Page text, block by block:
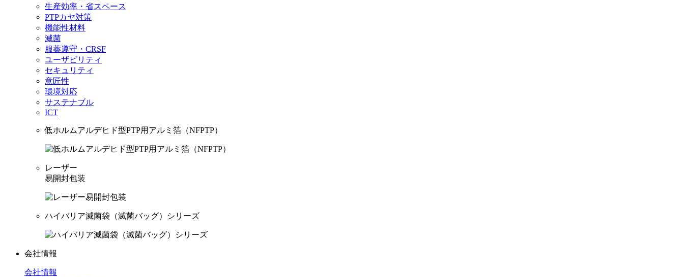
生産効率・省スペース
PTPカヤ対策
機能性材料
滅菌
服薬遵守・CRSF
ユーザビリティ
セキュリティ
意匠性
環境対応
サステナブル
ICT
低ホルムアルデヒド型PTP用アルミ箔（NFPTP）
レーザー
易開封包装
ハイバリア滅菌袋（滅菌バッグ）シリーズ
会社情報
会社情報